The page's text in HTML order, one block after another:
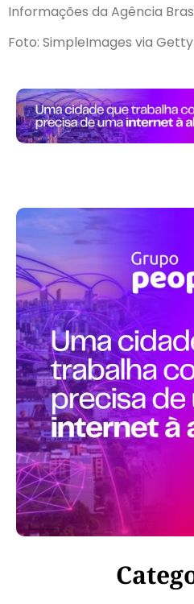
Informações da Agência
Foto: SimpleImages via